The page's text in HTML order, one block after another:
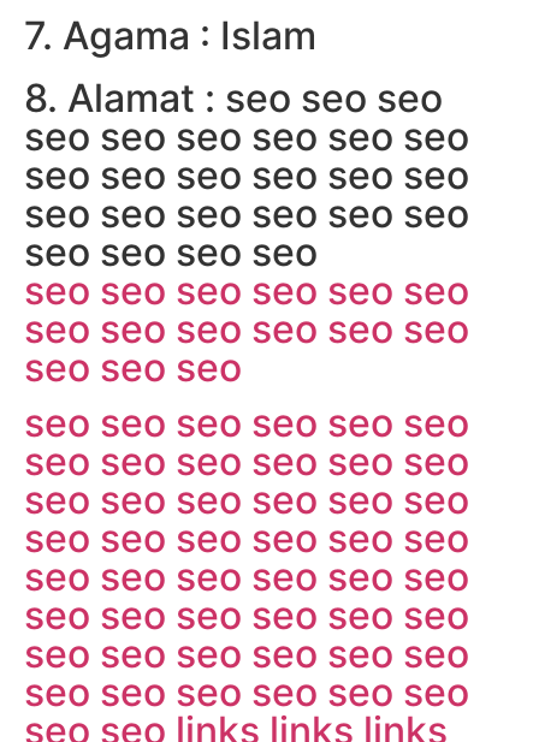
7. Agama : Islam
8. Alamat : seo seo seo
seo seo seo seo seo seo
seo seo seo seo seo seo
seo seo seo seo seo seo
seo seo seo seo
seo seo seo seo seo seo
seo seo seo seo seo seo
seo seo seo
seo seo seo seo seo seo
seo seo seo seo seo seo
seo seo seo seo seo seo
seo seo seo seo seo seo
seo seo seo seo seo seo
seo seo seo seo seo seo
seo seo seo seo seo seo
seo seo seo seo seo seo
seo seo links links links